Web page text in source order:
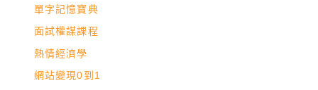
單字記憶寶典
面試權謀課程
熱情經濟學
網站變現0到1